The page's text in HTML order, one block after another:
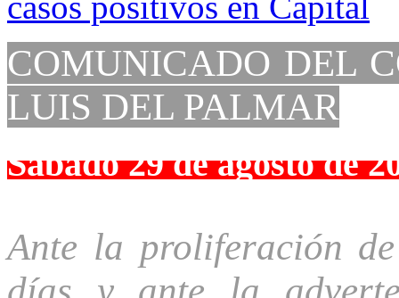
COMUNICADO DEL
LUIS DEL PALMAR
Sábado 29 de agosto de
Ante la proliferación